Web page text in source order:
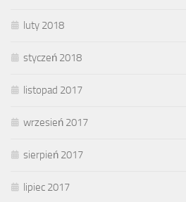
luty 2018
styczeń 2018
listopad 2017
wrzesień 2017
sierpień 2017
lipiec 2017